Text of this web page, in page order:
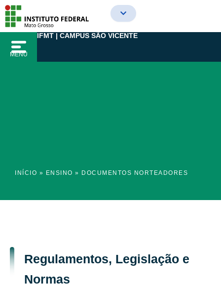
para
conteúdo
MENU
IFMT | CAMPUS SÃO VICENTE
INÍCIO » ENSINO » DOCUMENTOS NORTEADORES
Regulamentos, Legislação e
Normas